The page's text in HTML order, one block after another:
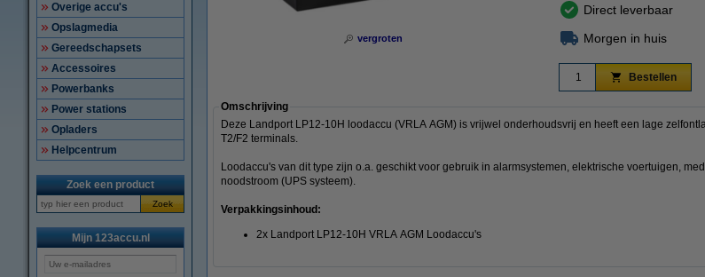
Overige accu's
Opslagmedia
Gereedschapsets
Accessoires
Powerbanks
Power stations
Opladers
Helpcentrum
Zoek een product
Zoek
Mijn 123accu.nl
vergroten
Direct leverbaar
Morgen in huis
Bestellen
Omschrijving
Deze Landport LP12-10H loodaccu (VRLA AGM) is vrijwel onderhoudsvrij en heeft een lage
T2/F2 terminals.
Loodaccu's van dit type zijn o.a. geschikt voor gebruik in alarmsystemen, elektrische voertuigen,
noodstroom (UPS systeem).
Verpakkingsinhoud:
2x Landport LP12-10H VRLA AGM Loodaccu's